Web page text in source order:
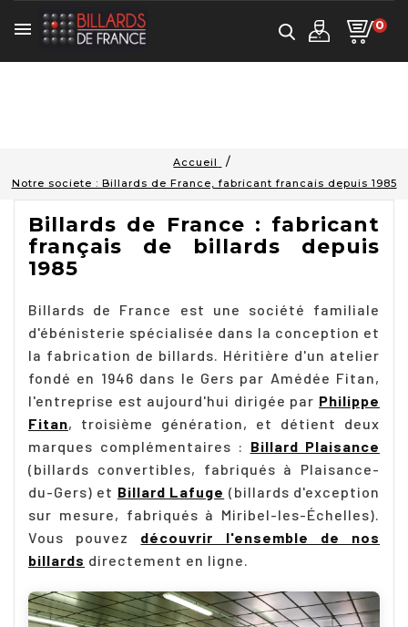
 0
Accueil
Notre societe : Billards de France, fabricant francais depuis 1985
Billards de France : fabricant
français de billards depuis
1985
Billards de France est une société familiale
d'ébénisterie spécialisée dans la conception et
la fabrication de billards. Héritière d'un atelier
fondé en 1946 dans le Gers par Amédée Fitan,
l'entreprise est aujourd'hui dirigée par Philippe
Fitan, troisième génération, et détient deux
marques complémentaires : Billard Plaisance
(billards convertibles, fabriqués à Plaisance-
du-Gers) et Billard Lafuge (billards d'exception
sur mesure, fabriqués à Miribel-les-Échelles).
Vous pouvez découvrir l'ensemble de nos
billards directement en ligne.